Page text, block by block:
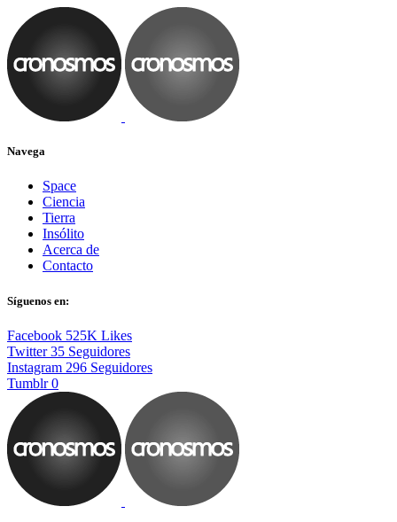
Navega
Space
Ciencia
Tierra
Insólito
Acerca de
Contacto
Síguenos en:
Facebook 525K Likes
Twitter 35 Seguidores
Instagram 296 Seguidores
Tumblr 0